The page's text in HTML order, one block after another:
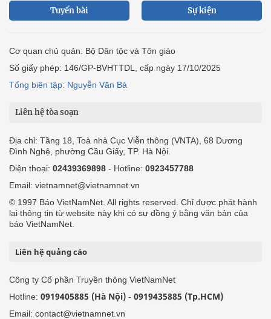
Tuyến bài Sự kiện
Cơ quan chủ quản: Bộ Dân tộc và Tôn giáo
Số giấy phép: 146/GP-BVHTTDL, cấp ngày 17/10/2025
Tổng biên tập: Nguyễn Văn Bá
Liên hệ tòa soạn
Địa chỉ: Tầng 18, Toà nhà Cục Viễn thông (VNTA), 68 Dương
Đình Nghệ, phường Cầu Giấy, TP. Hà Nội.
Điện thoại: 02439369898 - Hotline: 0923457788
Email: vietnamnet@vietnamnet.vn
© 1997 Báo VietNamNet. All rights reserved. Chỉ được phát hành
lại thông tin từ website này khi có sự đồng ý bằng văn bản của
báo VietNamNet.
Liên hệ quảng cáo
Công ty Cổ phần Truyền thông VietNamNet
Hotline: 0919405885 (Hà Nội) - 0919435885 (Tp.HCM)
Email: contact@vietnamnet.vn